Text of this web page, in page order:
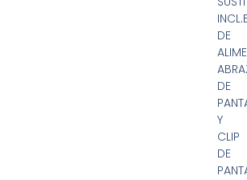
DE
DE
Y
CLIP
DE